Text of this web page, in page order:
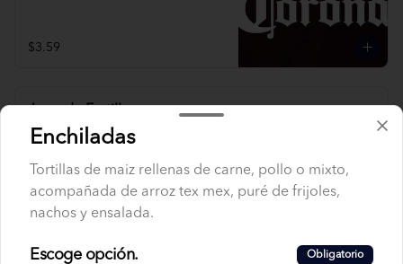
$3.59
Jugo de Frutilla
$1.99
Enchiladas
Tortillas de maiz rellenas de carne, pollo o mixto,
acompañada de arroz tex mex, puré de frijoles,
nachos y ensalada.
Escoge opción. Obligatorio